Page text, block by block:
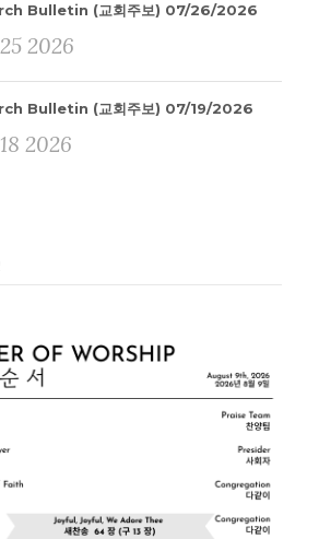
Bulletin (교회주보) 07/26/2026
2026
Bulletin (교회주보) 07/19/2026
2026